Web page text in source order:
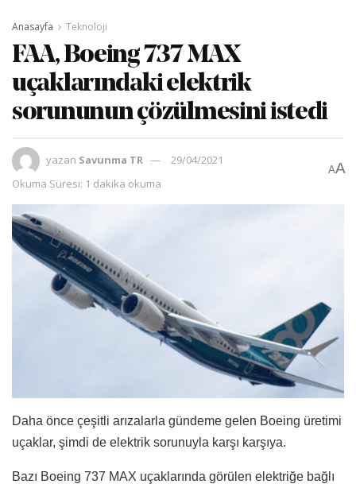
Anasayfa Teknoloji
FAA, Boeing 737 MAX
uçaklarındaki elektrik
sorununun çözülmesini istedi
yazan Savunma TR
29/04/2021
Okuma Süresi: 1 dakika okuma
AA
Daha önce çeşitli arızalarla gündeme gelen Boeing üretimi
uçaklar, şimdi de elektrik sorunuyla karşı karşıya.
Bazı Boeing 737 MAX uçaklarında görülen elektriğe bağlı